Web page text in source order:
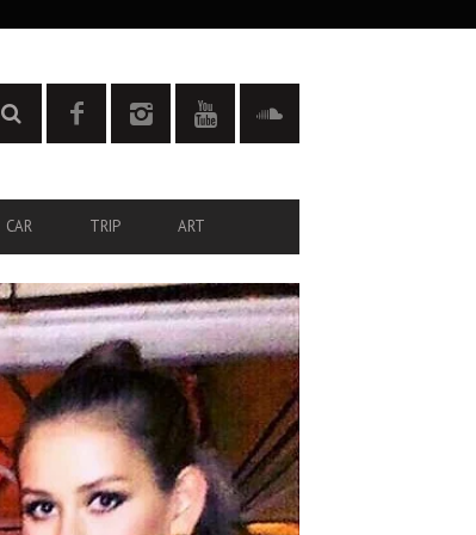
CAR TRIP ART